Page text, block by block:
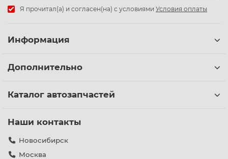
Я прочитал(а) и согласен(на) с условиями Условия оплаты
Информация
Дополнительно
Каталог автозапчастей
Наши контакты
Новосибирск
Москва